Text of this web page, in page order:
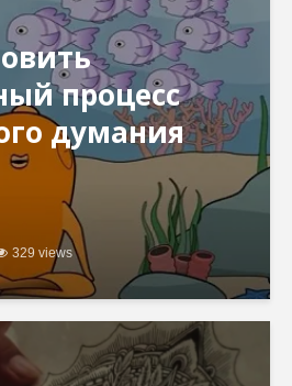
процесс
думания
329 views